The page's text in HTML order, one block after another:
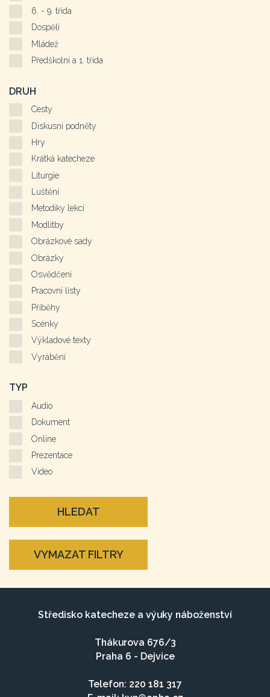
6. - 9. třída
Dospělí
Mládež
Předškolní a 1. třída
DRUH
Cesty
Diskusní podněty
Hry
Krátká katecheze
Liturgie
Luštění
Metodiky lekcí
Modlitby
Obrázkové sady
Obrázky
Osvědčení
Pracovní listy
Příběhy
Scénky
Výkladové texty
Vyrábění
TYP
Audio
Dokument
Online
Prezentace
Video
HLEDAT
VYMAZAT FILTRY
Středisko katecheze a výuky náboženství
Thákurova 676/3
Praha 6 - Dejvice
Telefon: 220 181 317